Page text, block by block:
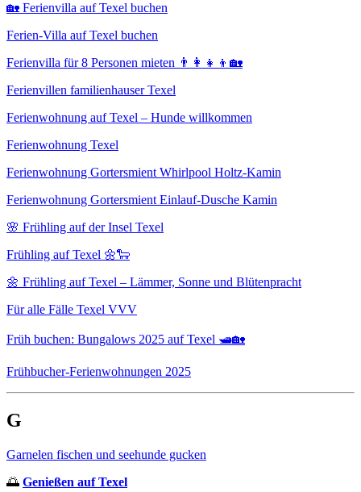
🏡 Ferienvilla auf Texel buchen
Ferien-Villa auf Texel buchen
Ferienvilla für 8 Personen mieten 👨‍👩‍👧‍👦🏡
Ferienvillen familienhauser Texel
Ferienwohnung auf Texel – Hunde willkommen
Ferienwohnung Texel
Ferienwohnung Gortersmient Whirlpool Holtz-Kamin
Ferienwohnung Gortersmient Einlauf-Dusche Kamin
🌸 Frühling auf der Insel Texel
Frühling auf Texel 🌼🐑
🌼 Frühling auf Texel – Lämmer, Sonne und Blütenpracht
Für alle Fälle Texel VVV
Früh buchen: Bungalows 2025 auf Texel 🛥️🏡
Frühbucher-Ferienwohnungen 2025
G
Garnelen fischen und seehunde gucken
🌅 Genießen auf Texel